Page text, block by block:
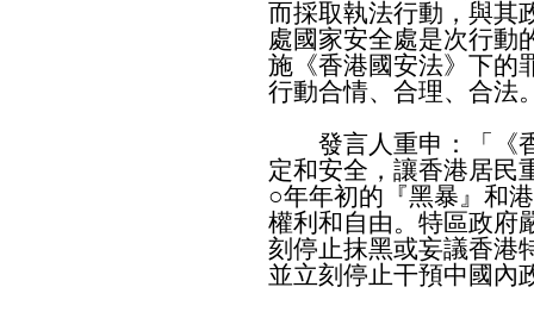
而採取執法行動，與其
處國家安全處是次行動
施《香港國安法》下的
行動合情、合理、合法
發言人重申：「《香
定和安全，讓香港居民
○年年初的『黑暴』和
權利和自由。特區政府
刻停止抹黑或妄議香港
並立刻停止干預中國內